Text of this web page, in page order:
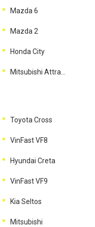
Mazda 6
Mazda 2
Honda City
Mitsubishi Attrage
Toyota Cross
VinFast VF8
Hyundai Creta
VinFast VF9
Kia Seltos
Mitsubishi